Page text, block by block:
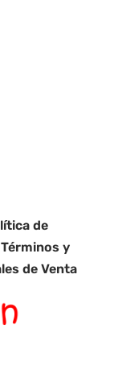
de
Términos y
de Venta